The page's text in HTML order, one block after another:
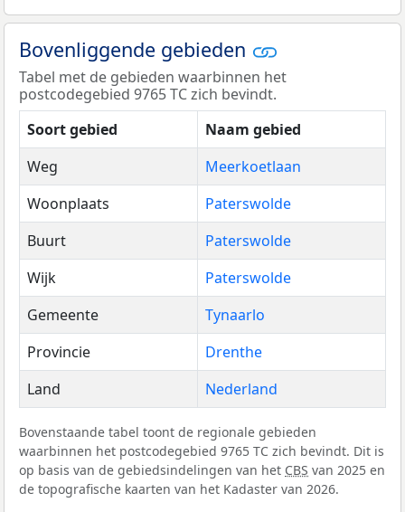
Bovenliggende gebieden
Tabel met de gebieden waarbinnen het
postcodegebied 9765 TC zich bevindt.
Soort gebied
Naam gebied
Weg
Meerkoetlaan
Woonplaats
Paterswolde
Buurt
Paterswolde
Wijk
Paterswolde
Gemeente
Tynaarlo
Provincie
Drenthe
Land
Nederland
Bovenstaande tabel toont de regionale gebieden
waarbinnen het postcodegebied 9765 TC zich bevindt. Dit is
op basis van de gebiedsindelingen van het CBS van 2025 en
de topografische kaarten van het Kadaster van 2026.